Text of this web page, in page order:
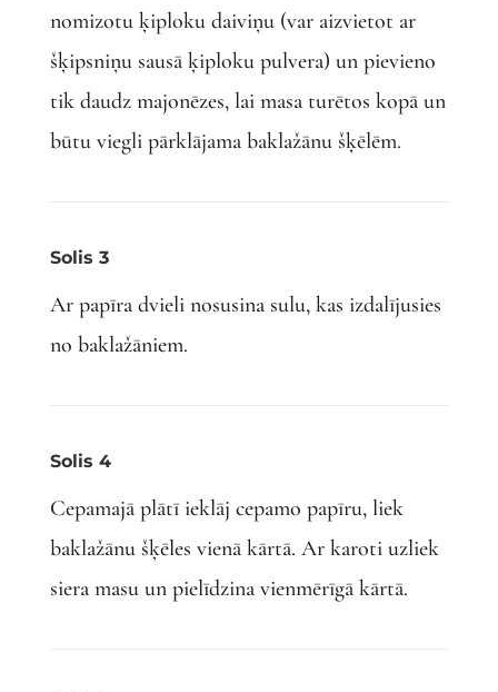
nomizotu ķiploku daiviņu (var aizvietot ar
šķipsniņu sausā ķiploku pulvera) un pievieno
tik daudz majonēzes, lai masa turētos kopā un
būtu viegli pārklājama baklažānu šķēlēm.
Solis 3
Ar papīra dvieli nosusina sulu, kas izdalījusies
no baklažāniem.
Solis 4
Cepamajā plātī ieklāj cepamo papīru, liek
baklažānu šķēles vienā kārtā. Ar karoti uzliek
siera masu un pielīdzina vienmērīgā kārtā.